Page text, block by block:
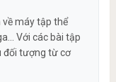
về máy tập thể
Với các bài tập
đối tượng từ cơ